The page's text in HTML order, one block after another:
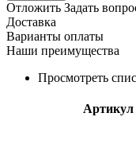
Отложить Задать
Доставка
Варианты оплаты
Наши преимущества
Просмотреть
Артикул